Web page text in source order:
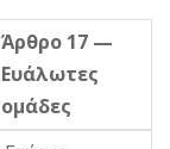
Άρθρο 17 —
Ευάλωτες
ομάδες